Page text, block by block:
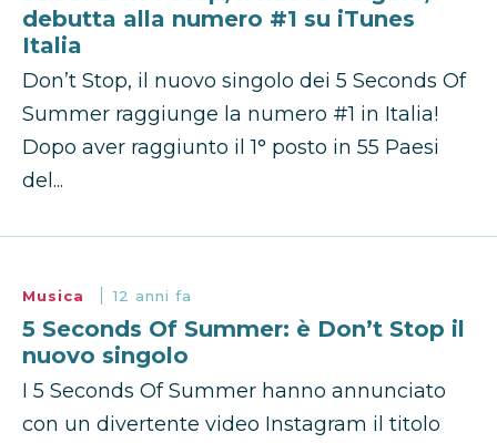
debutta alla numero #1 su iTunes
Italia
Don’t Stop, il nuovo singolo dei 5 Seconds Of
Summer raggiunge la numero #1 in Italia!
Dopo aver raggiunto il 1° posto in 55 Paesi
del...
Musica 12 anni fa
5 Seconds Of Summer: è Don’t Stop il
nuovo singolo
I 5 Seconds Of Summer hanno annunciato
con un divertente video Instagram il titolo